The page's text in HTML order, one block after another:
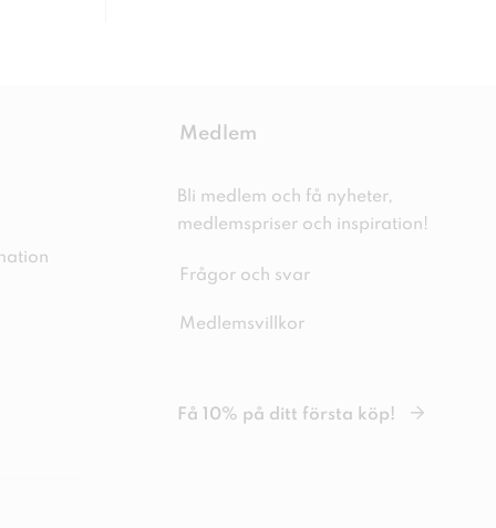
Medlem
Bli medlem och få nyheter,
medlemspriser och inspiration!
Frågor och svar
Medlemsvillkor
Få 10% på ditt första köp!